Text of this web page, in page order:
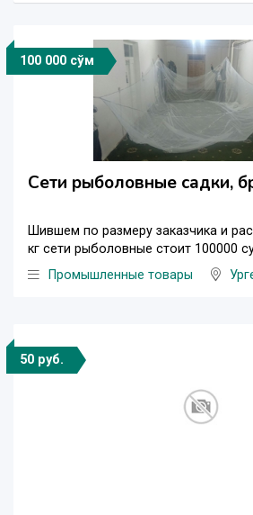
100 000 сўм
Сети рыболовные садки,
Шившем по размеру заказчика и
кг сети рыболовные стоит 100000
Промышленные товары
50 руб.